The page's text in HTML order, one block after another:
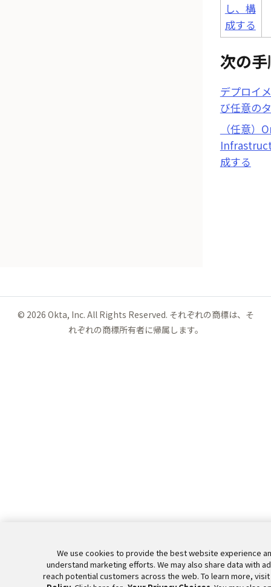
し、構
成する
次の
デプロイ
び任意の
（任意）
成する
© 2026 Okta, Inc. All Rights Reserved. それぞれの商標は、そ
れぞれの商標所有者に帰属します。
We use cookies to provide the best website experience
understand marketing efforts. We may also share data with
reach potential customers across the web. To learn more,